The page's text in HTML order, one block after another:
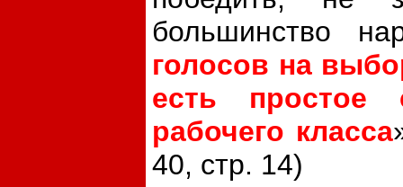
большинство
голосов на
есть простое
рабочего класса
40, стр. 14)